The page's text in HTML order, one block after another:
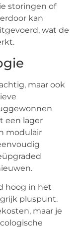
storingen of
kan
wat de
maar ook
een lager
modulair
hoog in het
pluspunt.
maar je